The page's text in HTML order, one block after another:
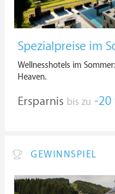
Spezialpreise im
Wellnesshotels im
Heaven.
Ersparnis bis zu -20
GEWINNSPIEL